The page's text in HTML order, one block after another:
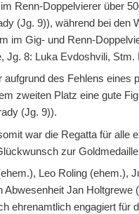
Renn-Doppelvierer über
(Jg. 9)), während bei den
im Gig- und Renn-
8: Luka Evdoshvili,
des Fehlens
zweiten Platz eine gute
(Jg. 9)).
war die Regatta für alle
zur
Leo Roling (ehem.),
Jan
ehrenamtlich engagiert für